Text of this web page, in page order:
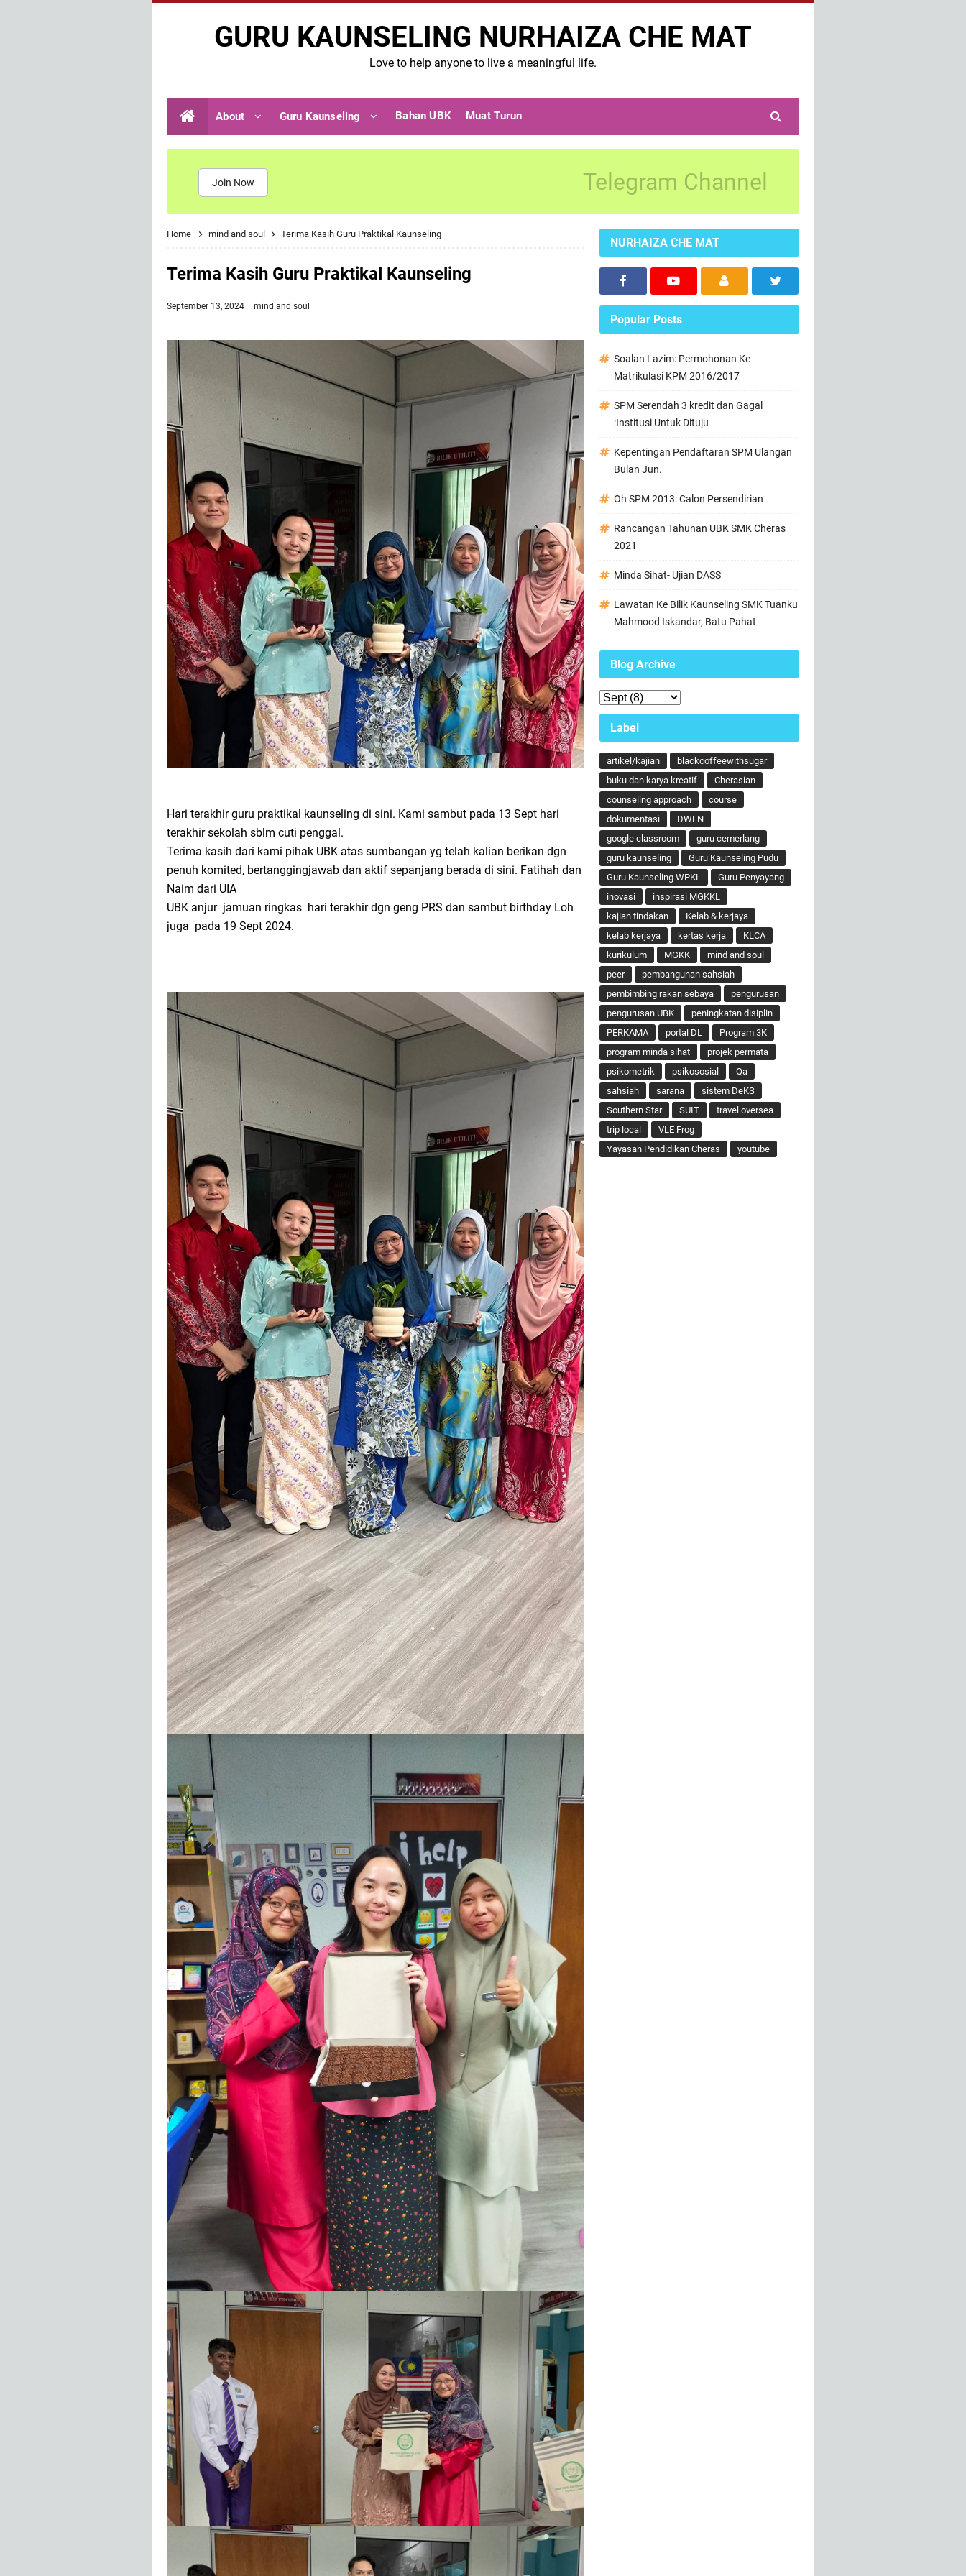
GURU KAUNSELING NURHAIZA CHE MAT
Love to help anyone to live a meaningful life.
About Guru Kaunseling Bahan UBK Muat Turun
Join Now Telegram Channel
Home mind and soul Terima Kasih Guru Praktikal Kaunseling
Terima Kasih Guru Praktikal Kaunseling
September 13, 2024 mind and soul
Hari terakhir guru praktikal kaunseling di sini. Kami sambut pada 13 Sept hari
terakhir sekolah sblm cuti penggal.
Terima kasih dari kami pihak UBK atas sumbangan yg telah kalian berikan dgn
penuh komited, bertanggingjawab dan aktif sepanjang berada di sini. Fatihah dan
Naim dari UIA
UBK anjur jamuan ringkas hari terakhir dgn geng PRS dan sambut birthday Loh
juga pada 19 Sept 2024.
NURHAIZA CHE MAT
Popular Posts
Soalan Lazim: Permohonan Ke
Matrikulasi KPM 2016/2017
SPM Serendah 3 kredit dan Gagal
:Institusi Untuk Dituju
Kepentingan Pendaftaran SPM Ulangan
Bulan Jun.
Oh SPM 2013: Calon Persendirian
Rancangan Tahunan UBK SMK Cheras
2021
Minda Sihat- Ujian DASS
Lawatan Ke Bilik Kaunseling SMK Tuanku
Mahmood Iskandar, Batu Pahat
Blog Archive
Label
artikel/kajian
blackcoffeewithsugar
buku dan karya kreatif
Cherasian
counseling approach
course
dokumentasi
DWEN
google classroom
guru cemerlang
guru kaunseling
Guru Kaunseling Pudu
Guru Kaunseling WPKL
Guru Penyayang
inovasi
inspirasi MGKKL
kajian tindakan
Kelab & kerjaya
kelab kerjaya
kertas kerja
KLCA
kurikulum
MGKK
mind and soul
peer
pembangunan sahsiah
pembimbing rakan sebaya
pengurusan
pengurusan UBK
peningkatan disiplin
PERKAMA
portal DL
Program 3K
program minda sihat
projek permata
psikometrik
psikososial
Qa
sahsiah
sarana
sistem DeKS
Southern Star
SUIT
travel oversea
trip local
VLE Frog
Yayasan Pendidikan Cheras
youtube